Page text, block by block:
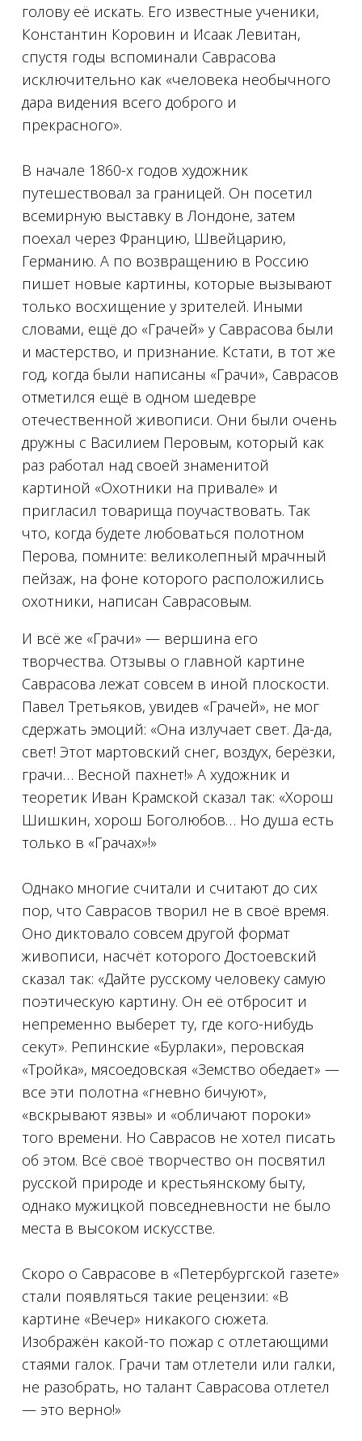
голову её искать. Его известные ученики,
Константин Коровин и Исаак Левитан,
спустя годы вспоминали Саврасова
исключительно как «человека необычного
дара видения всего доброго и
прекрасного».
В начале 1860-х годов художник
путешествовал за границей. Он посетил
всемирную выставку в Лондоне, затем
поехал через Францию, Швейцарию,
Германию. А по возвращению в Россию
пишет новые картины, которые вызывают
только восхищение у зрителей. Иными
словами, ещё до «Грачей» у Саврасова были
и мастерство, и признание. Кстати, в тот же
год, когда были написаны «Грачи», Саврасов
отметился ещё в одном шедевре
отечественной живописи. Они были очень
дружны с Василием Перовым, который как
раз работал над своей знаменитой
картиной «Охотники на привале» и
пригласил товарища поучаствовать. Так
что, когда будете любоваться полотном
Перова, помните: великолепный мрачный
пейзаж, на фоне которого расположились
охотники, написан Саврасовым.
И всё же «Грачи» — вершина его
творчества. Отзывы о главной картине
Саврасова лежат совсем в иной плоскости.
Павел Третьяков, увидев «Грачей», не мог
сдержать эмоций: «Она излучает свет. Да-да,
свет! Этот мартовский снег, воздух, берёзки,
грачи… Весной пахнет!» А художник и
теоретик Иван Крамской сказал так: «Хорош
Шишкин, хорош Боголюбов… Но душа есть
только в «Грачах»!»
Однако многие считали и считают до сих
пор, что Саврасов творил не в своё время.
Оно диктовало совсем другой формат
живописи, насчёт которого Достоевский
сказал так: «Дайте русскому человеку самую
поэтическую картину. Он её отбросит и
непременно выберет ту, где кого-нибудь
секут». Репинские «Бурлаки», перовская
«Тройка», мясоедовская «Земство обедает» —
все эти полотна «гневно бичуют»,
«вскрывают язвы» и «обличают пороки»
того времени. Но Саврасов не хотел писать
об этом. Всё своё творчество он посвятил
русской природе и крестьянскому быту,
однако мужицкой повседневности не было
места в высоком искусстве.
Скоро о Саврасове в «Петербургской газете»
стали появляться такие рецензии: «В
картине «Вечер» никакого сюжета.
Изображён какой-то пожар с отлетающими
стаями галок. Грачи там отлетели или галки,
не разобрать, но талант Саврасова отлетел
— это верно!»